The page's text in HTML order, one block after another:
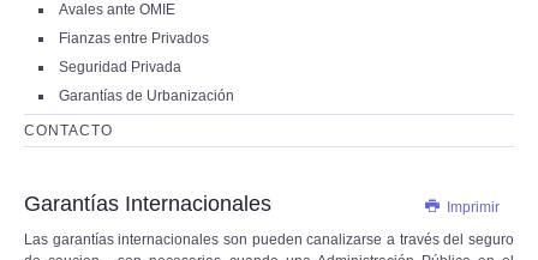
Avales ante OMIE
Fianzas entre Privados
Seguridad Privada
Garantías de Urbanización
CONTACTO
Imprimir
Garantías Internacionales
Las garantías internacionales son pueden canalizarse a través del seguro